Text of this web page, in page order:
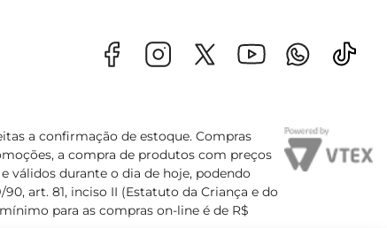
a confirmação de estoque. Compras
a compra de produtos com preços
válidos durante o dia de hoje, podendo
art. 81, inciso II (Estatuto da Criança e do
para as compras on-line é de R$